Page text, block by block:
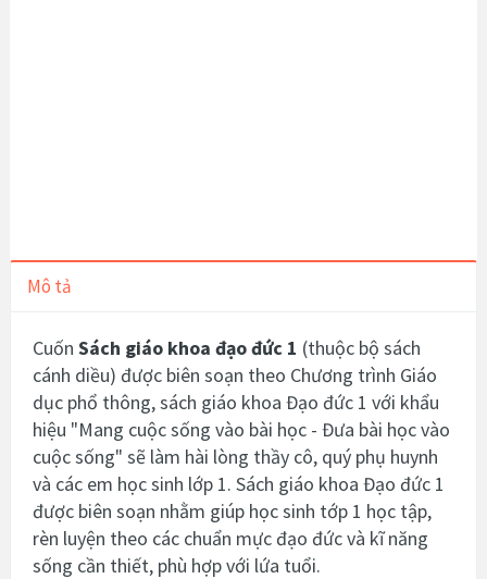
Mô tả
Cuốn Sách giáo khoa đạo đức 1 (thuộc bộ sách
cánh diều) được biên soạn theo Chương trình Giáo
dục phổ thông, sách giáo khoa Đạo đức 1 với khẩu
hiệu "Mang cuộc sống vào bài học - Đưa bài học vào
cuộc sống" sẽ làm hài lòng thầy cô, quý phụ huynh
và các em học sinh lớp 1. Sách giáo khoa Đạo đức 1
được biên soạn nhằm giúp học sinh tớp 1 học tập,
rèn luyện theo các chuẩn mực đạo đức và kĩ năng
sống cần thiết, phù hợp với lứa tuổi.